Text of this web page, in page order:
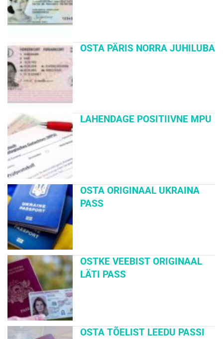
OSTA PÄRIS NORRA JUHILUBA
LAHENDAGE POSITIIVNE MPU
OSTA ORIGINAAL UKRAINA
PASS
OSTKE VEEBIST ORIGINAAL
LÄTI PASS
OSTA TÕELIST LEEDU PASSI